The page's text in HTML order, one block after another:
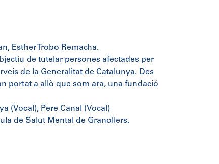
Esther Trobo Remacha.
de tutelar persones afectades per
de la Generalitat de Catalunya. Des
portat a allò que som ara, una fundació
(Vocal), Pere Canal (Vocal)
de Salut Mental de Granollers,